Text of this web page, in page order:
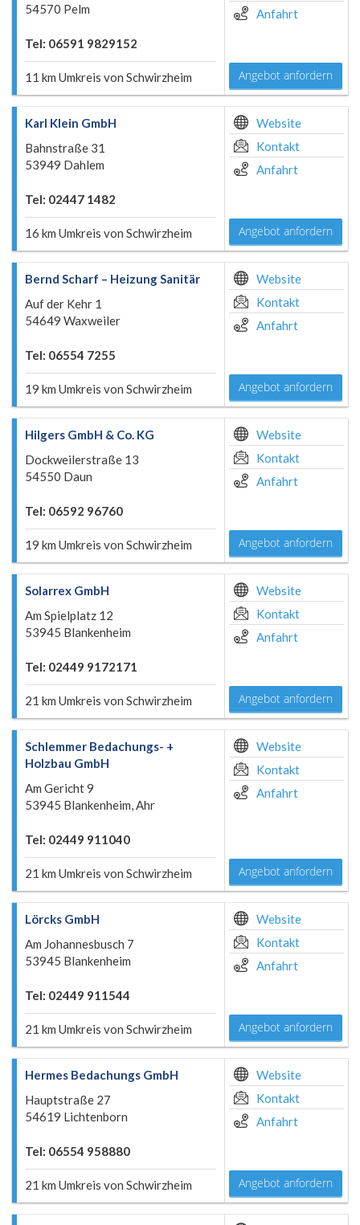
54570 Pelm
Tel: 06591 9829152
11 km Umkreis von Schwirzheim
Anfahrt
Angebot anfordern
Karl Klein GmbH
Bahnstraße 31
53949 Dahlem
Tel: 02447 1482
16 km Umkreis von Schwirzheim
Website
Kontakt
Anfahrt
Angebot anfordern
Bernd Scharf – Heizung Sanitär
Auf der Kehr 1
54649 Waxweiler
Tel: 06554 7255
19 km Umkreis von Schwirzheim
Website
Kontakt
Anfahrt
Angebot anfordern
Hilgers GmbH & Co. KG
Dockweilerstraße 13
54550 Daun
Tel: 06592 96760
19 km Umkreis von Schwirzheim
Website
Kontakt
Anfahrt
Angebot anfordern
Solarrex GmbH
Am Spielplatz 12
53945 Blankenheim
Tel: 02449 9172171
21 km Umkreis von Schwirzheim
Website
Kontakt
Anfahrt
Angebot anfordern
Schlemmer Bedachungs- +
Holzbau GmbH
Am Gericht 9
53945 Blankenheim, Ahr
Tel: 02449 911040
21 km Umkreis von Schwirzheim
Website
Kontakt
Anfahrt
Angebot anfordern
Lörcks GmbH
Am Johannesbusch 7
53945 Blankenheim
Tel: 02449 911544
21 km Umkreis von Schwirzheim
Website
Kontakt
Anfahrt
Angebot anfordern
Hermes Bedachungs GmbH
Hauptstraße 27
54619 Lichtenborn
Tel: 06554 958880
21 km Umkreis von Schwirzheim
Website
Kontakt
Anfahrt
Angebot anfordern